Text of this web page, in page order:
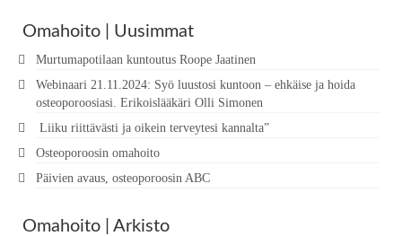
Omahoito | Uusimmat
Murtumapotilaan kuntoutus Roope Jaatinen
Webinaari 21.11.2024: Syö luustosi kuntoon – ehkäise ja hoida
osteoporoosiasi. Erikoislääkäri Olli Simonen
Liiku riittävästi ja oikein terveytesi kannalta”
Osteoporoosin omahoito
Päivien avaus, osteoporoosin ABC
Omahoito | Arkisto